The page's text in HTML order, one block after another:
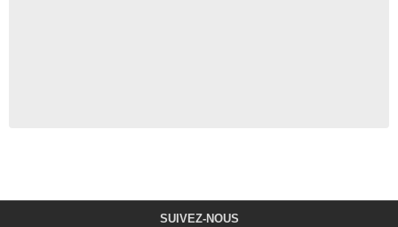
SUIVEZ-NOUS